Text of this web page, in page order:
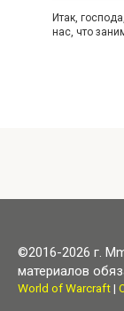
Итак,
нас, что
©2016-2026 г.
материалов
World of Warcraft|